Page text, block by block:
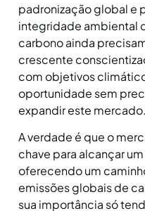
padronização global e
integridade ambiental
carbono ainda
crescente
com objetivos
oportunidade sem
expandir este mercado.
A verdade é que o
chave para alcançar
oferecendo um
emissões globais de
sua importância só